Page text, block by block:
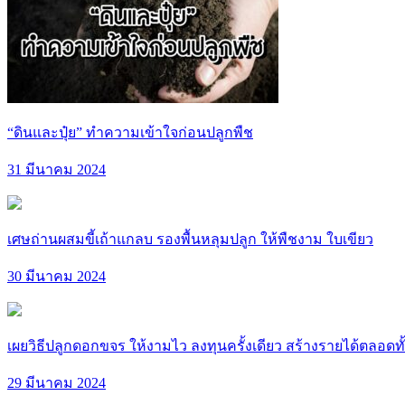
“ดินและปุ๋ย” ทำความเข้าใจก่อนปลูกพืช
31 มีนาคม 2024
เศษถ่านผสมขี้เถ้าแกลบ รองพื้นหลุมปลูก ให้พืชงาม ใบเขียว
30 มีนาคม 2024
เผยวิธีปลูกดอกขจร ให้งามไว ลงทุนครั้งเดียว สร้างรายได้ตลอด
29 มีนาคม 2024